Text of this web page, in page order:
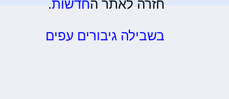
חזרה לאתר החדשות.
בשבילה גיבורים עפים